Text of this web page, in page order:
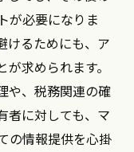
が必要になりま
けるためにも、ア
求められます。
や、税務関連の確
者に対しても、マ
の情報提供を心掛